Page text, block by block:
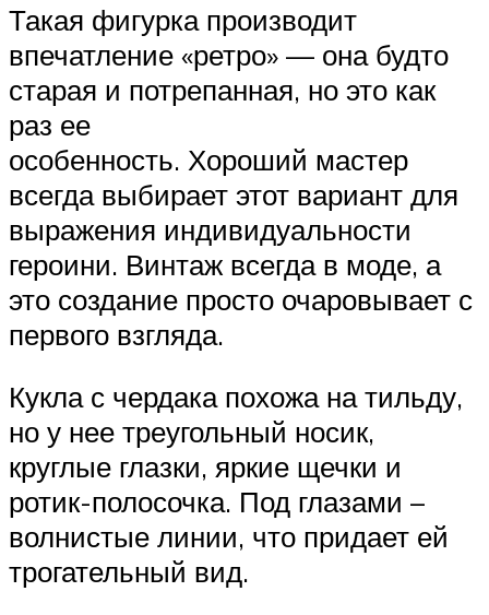
Такая фигурка производит
впечатление «ретро» — она будто
старая и потрепанная, но это как
раз ее
особенность. Хороший мастер
всегда выбирает этот вариант для
выражения индивидуальности
героини. Винтаж всегда в моде, а
это создание просто очаровывает с
первого взгляда.
Кукла с чердака похожа на тильду,
но у нее треугольный носик,
круглые глазки, яркие щечки и
ротик-полосочка. Под глазами –
волнистые линии, что придает ей
трогательный вид.